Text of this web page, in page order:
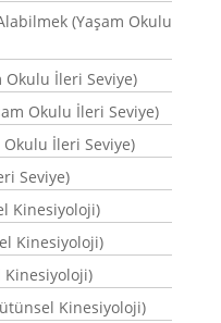
(Yaşam Okulu
Okulu İleri Seviye)
Okulu İleri Seviye)
Okulu İleri Seviye)
Seviye)
Kinesiyoloji)
Kinesiyoloji)
Kinesiyoloji)
Kinesiyoloji)